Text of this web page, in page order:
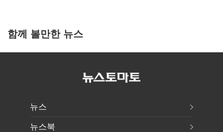
함께 볼만한 뉴스
뉴스
뉴스북